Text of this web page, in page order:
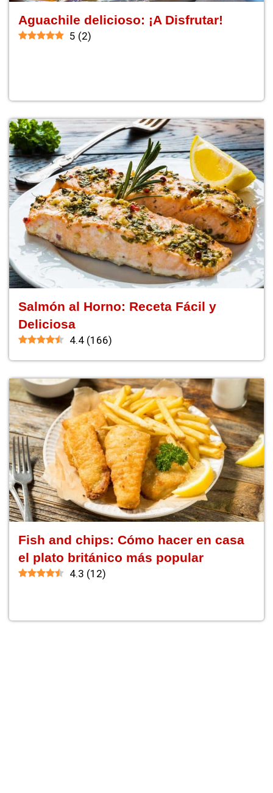
Aguachile delicioso: ¡A Disfrutar!
5 (2)
Salmón al Horno: Receta Fácil y
Deliciosa
4.4 (166)
Fish and chips: Cómo hacer en casa
el plato británico más popular
4.3 (12)